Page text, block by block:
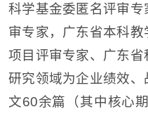
科学基金委匿名评审
审专家，广东省本科
项目评审专家、广东省
研究领域为企业绩效
文60余篇（其中核心